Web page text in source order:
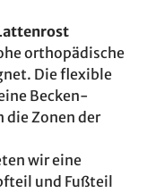
orthopädische
Die flexible
Becken-
Zonen der
wir eine
und Fußteil